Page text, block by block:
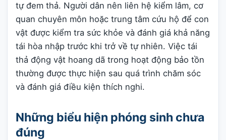
tự đem thả. Người dân nên liên hệ kiểm lâm, cơ
quan chuyên môn hoặc trung tâm cứu hộ để con
vật được kiểm tra sức khỏe và đánh giá khả năng
tái hòa nhập trước khi trở về tự nhiên. Việc tái
thả động vật hoang dã trong hoạt động bảo tồn
thường được thực hiện sau quá trình chăm sóc
và đánh giá điều kiện thích nghi.
Những biểu hiện phóng sinh chưa
đúng